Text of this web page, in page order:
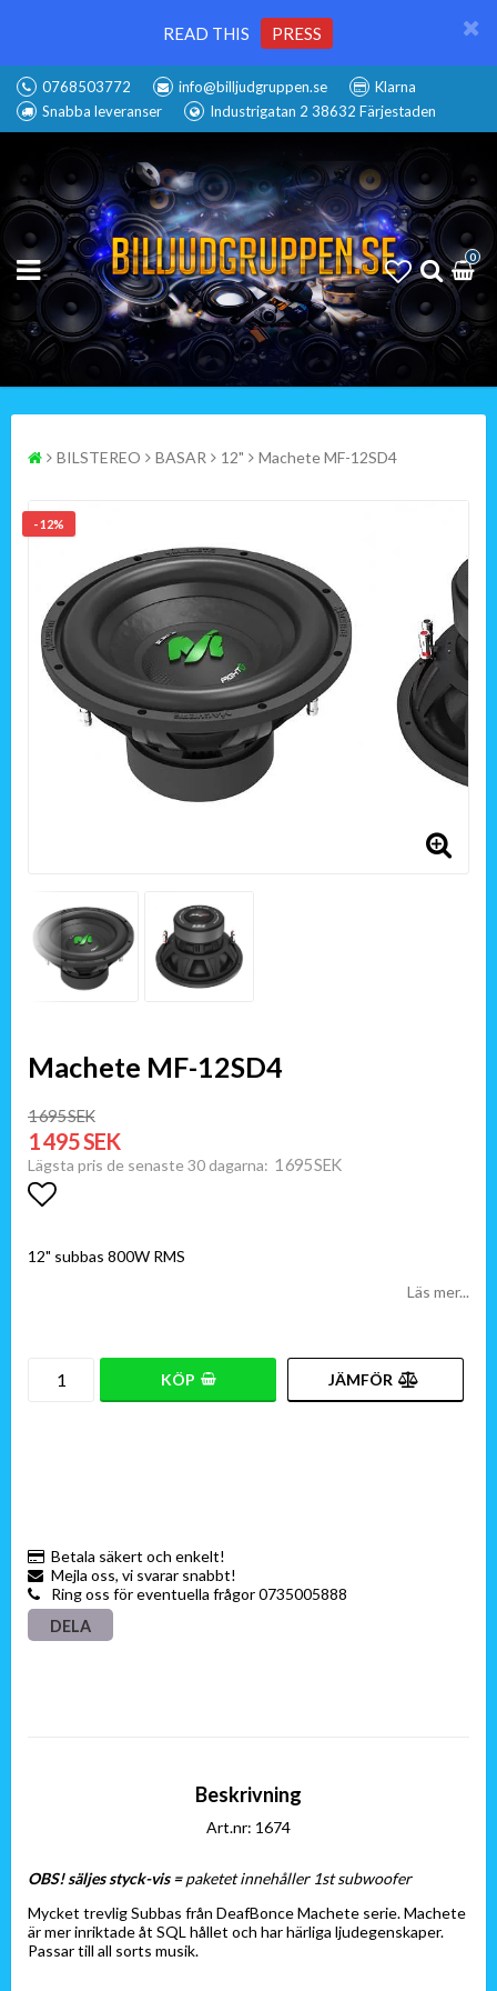
READ THIS PRESS
0768503772 info@billjudgruppen.se
Klarna
Snabba leveranser
Industrigatan 2 38632 Färjestaden
0
BILSTEREO BASAR 12" Machete MF-12SD4
- 12%
Machete MF-12SD4
1 695 SEK
1 495 SEK
Lägsta pris de senaste 30 dagarna 1 695 SEK
12" subbas 800W RMS
Läs mer...
KÖP JÄMFÖR
Betala säkert och enkelt!
Mejla oss, vi svarar snabbt!
Ring oss för eventuella frågor 0735005888
DELA
Beskrivning
Art.nr: 1674
OBS! säljes styck-vis = paketet innehåller 1st subwoofer
Mycket trevlig Subbas från DeafBonce Machete serie. Machete
är mer inriktade åt SQL hållet och har härliga ljudegenskaper.
Passar till all sorts musik.